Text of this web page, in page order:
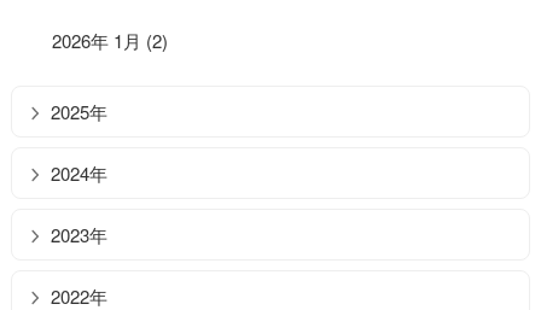
2026年 1月 (2)
2025年
2024年
2023年
2022年